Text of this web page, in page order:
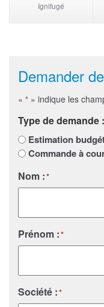
Ignifugé
Demander
« * » indique les
Type de demande :
Estimation
Commande à
Nom :*
Prénom :*
Société :*